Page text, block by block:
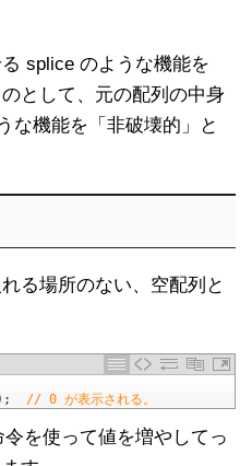
splice のような機能を
として、元の配列の中身
な機能を「非破壊的」と
る場所のない、空配列と
; // 0 が表示される。
を使って値を増やしてっ